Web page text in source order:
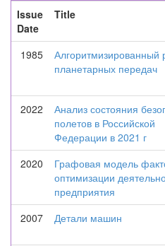
Issue
Date
Title
1985
Алгоритмизированный
планетарных передач
2022
Анализ состояния
полетов в Российской
Федерации в 2021 г
2020
Графовая модель
оптимизации
предприятия
2007
Детали машин